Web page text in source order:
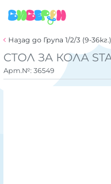
Назад до Група 1/2/3 (9-
СТОЛ ЗА КОЛА
Арт.№: 36549